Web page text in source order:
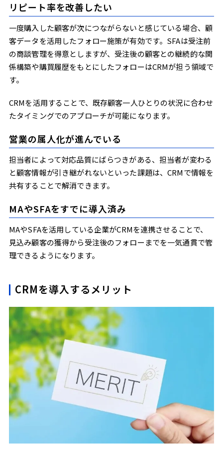
リピート率を改善したい
一度購入した顧客が次につながらないと感じている場合、顧
客データを活用したフォロー施策が有効です。SFAは受注前
の商談管理を得意としますが、受注後の顧客との継続的な関
係構築や購買履歴をもとにしたフォローはCRMが担う領域で
す。
CRMを活用することで、既存顧客一人ひとりの状況に合わせ
たタイミングでのアプローチが可能になります。
営業の属人化が進んでいる
担当者によって対応品質にばらつきがある、担当者が変わる
と顧客情報が引き継がれないといった課題は、CRMで情報を
共有することで解消できます。
MAやSFAをすでに導入済み
MAやSFAを活用している企業がCRMを連携させることで、
見込み顧客の獲得から受注後のフォローまでを一気通貫で管
理できるようになります。
CRMを導入するメリット